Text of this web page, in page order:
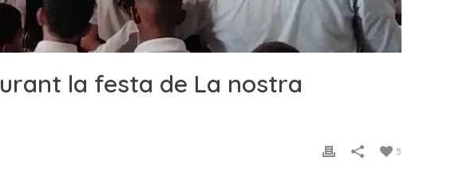
la festa de La nostra
5